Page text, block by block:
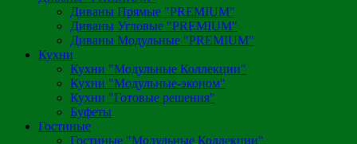
Диваны Прямые "PREMIUM"
Диваны Угловые "PREMIUM"
Диваны Модульные "PREMIUM"
Кухни
Кухни "Модульные Коллекции"
Кухни "Модульные-эконом"
Кухни "Готовые решения"
Буфеты
Гостиные
Гостиные "Модульные Коллекции"